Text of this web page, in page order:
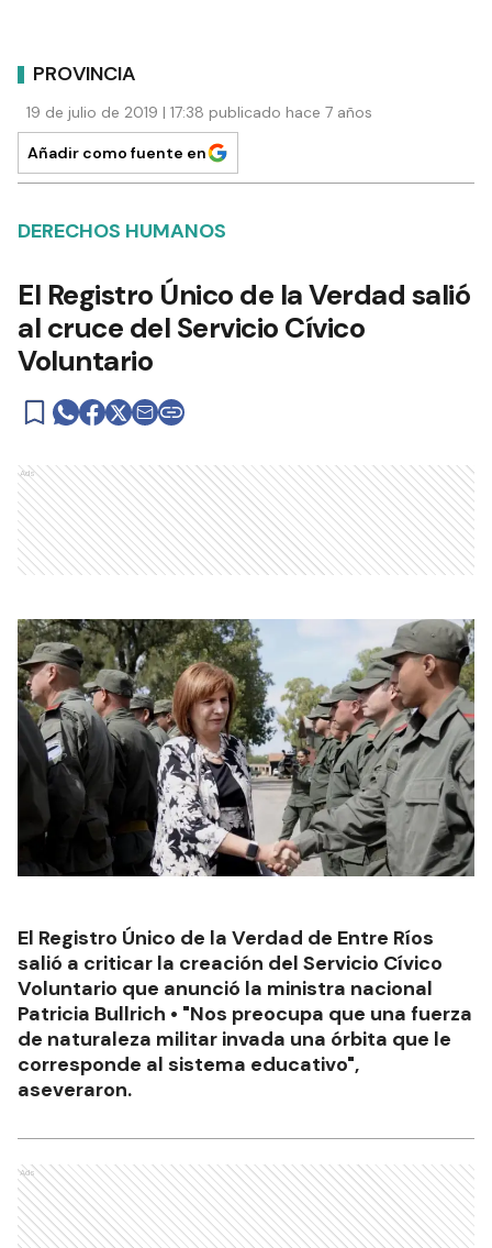
PROVINCIA
19 de julio de 2019 | 17:38 publicado hace 7 años
Añadir como fuente en
DERECHOS HUMANOS
El Registro Único de la Verdad salió
al cruce del Servicio Cívico
Voluntario
Ads
El Registro Único de la Verdad de Entre Ríos
salió a criticar la creación del Servicio Cívico
Voluntario que anunció la ministra nacional
Patricia Bullrich • "Nos preocupa que una fuerza
de naturaleza militar invada una órbita que le
corresponde al sistema educativo",
aseveraron.
Ads